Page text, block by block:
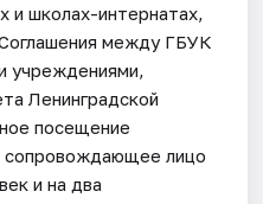
и школах-интернатах,
между ГБУК
учреждениями,
Ленинградской
посещение
сопровождающее лицо
и на два